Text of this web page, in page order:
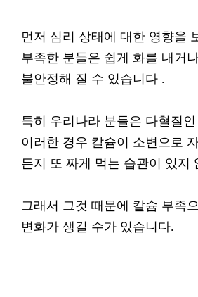
먼저 심리 상태에 대한 영향을
부족한 분들은 쉽게 화를 내거
불안정해 질 수 있습니다 .
특히 우리나라 분들은 다혈질인
이러한 경우 칼슘이 소변으로
든지 또 짜게 먹는 습관이 있지
그래서 그것 때문에 칼슘 부족
변화가 생길 수가 있습니다.